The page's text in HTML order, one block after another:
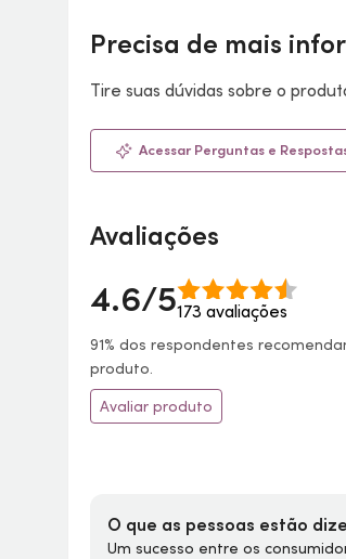
Precisa de mais
Tire suas dúvidas sobre o
Acessar Perguntas e
Avaliações
4.6/5173 avaliações
91% dos respondentes
produto.
Avaliar produto
O que as pessoas estão
Um sucesso entre os